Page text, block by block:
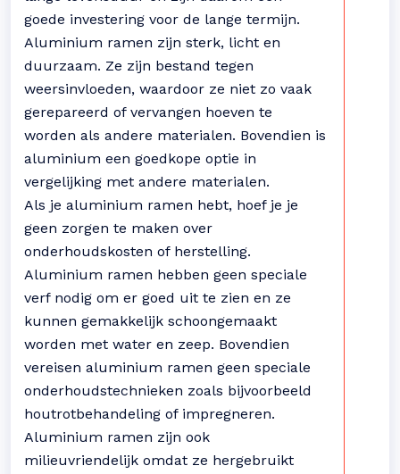
goede investering voor de lange termijn.
Aluminium ramen zijn sterk, licht en
duurzaam. Ze zijn bestand tegen
weersinvloeden, waardoor ze niet zo vaak
gerepareerd of vervangen hoeven te
worden als andere materialen. Bovendien is
aluminium een goedkope optie in
vergelijking met andere materialen.
Als je aluminium ramen hebt, hoef je je
geen zorgen te maken over
onderhoudskosten of herstelling.
Aluminium ramen hebben geen speciale
verf nodig om er goed uit te zien en ze
kunnen gemakkelijk schoongemaakt
worden met water en zeep. Bovendien
vereisen aluminium ramen geen speciale
onderhoudstechnieken zoals bijvoorbeeld
houtrotbehandeling of impregneren.
Aluminium ramen zijn ook
milieuvriendelijk omdat ze hergebruikt